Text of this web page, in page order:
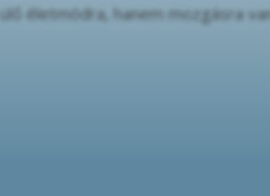
életmódra, hanem mozgásra